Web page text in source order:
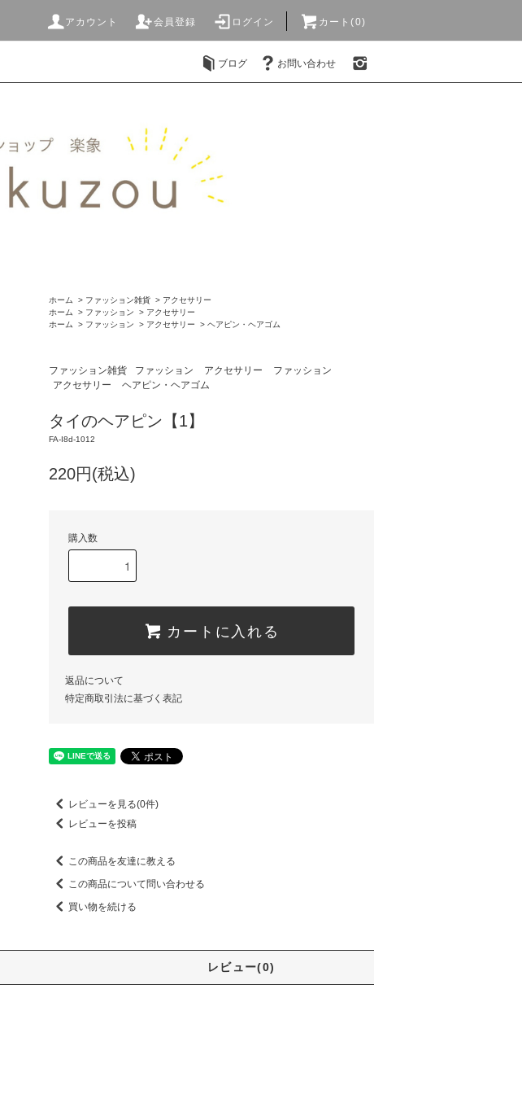
アカウント 会員登録 ログイン カート(0)
ブログ お問い合わせ
ホーム > ファッション雑貨 > アクセサリー
ホーム
> ファッション > アクセサリー
ホーム
> ファッション > アクセサリー > ヘアピン・ヘアゴム
ファッション雑貨 ファッション アクセサリー
ファッション
アクセサリー
ヘアピン・ヘアゴム
タイのヘアピン【1】
FA-I8d-1012
220円(税込)
購入数
カートに入れる
返品について
特定商取引法に基づく表記
レビューを見る(0件)
レビューを投稿
この商品を友達に教える
この商品について問い合わせる
買い物を続ける
レビュー(0)